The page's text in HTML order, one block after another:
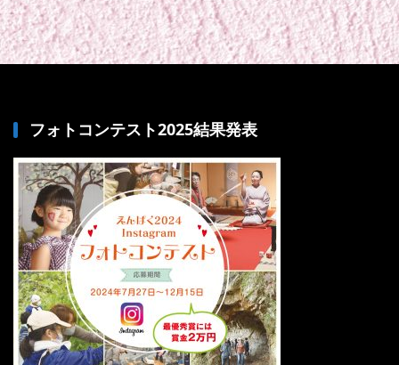
フォトコンテスト2025結果発表